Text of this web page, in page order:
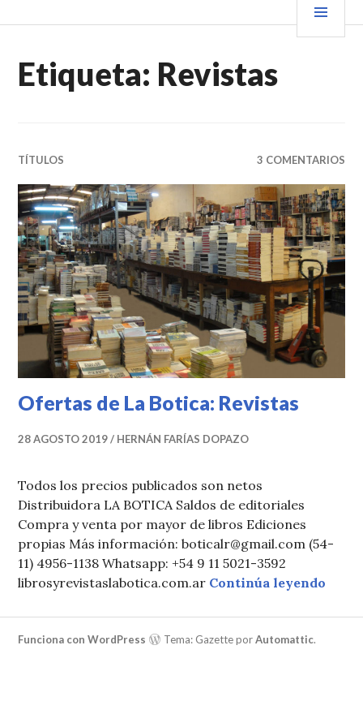
al VENDER+LIBROS NOTICIAS
Etiqueta: Revistas
TÍTULOS 3 COMENTARIOS
Ofertas de La Botica: Revistas
28 AGOSTO 2019 HERNÁN FARÍAS DOPAZO
Todos los precios publicados son netos
Distribuidora LA BOTICA Saldos de editoriales
Compra y venta por mayor de libros Ediciones
propias Más información: boticalr@gmail.com (54-
11) 4956-1138 Whatsapp: +54 9 11 5021-3592
librosyrevistaslabotica.com.ar Continúa leyendo
Funciona con WordPress Tema: Gazette porAutomattic.